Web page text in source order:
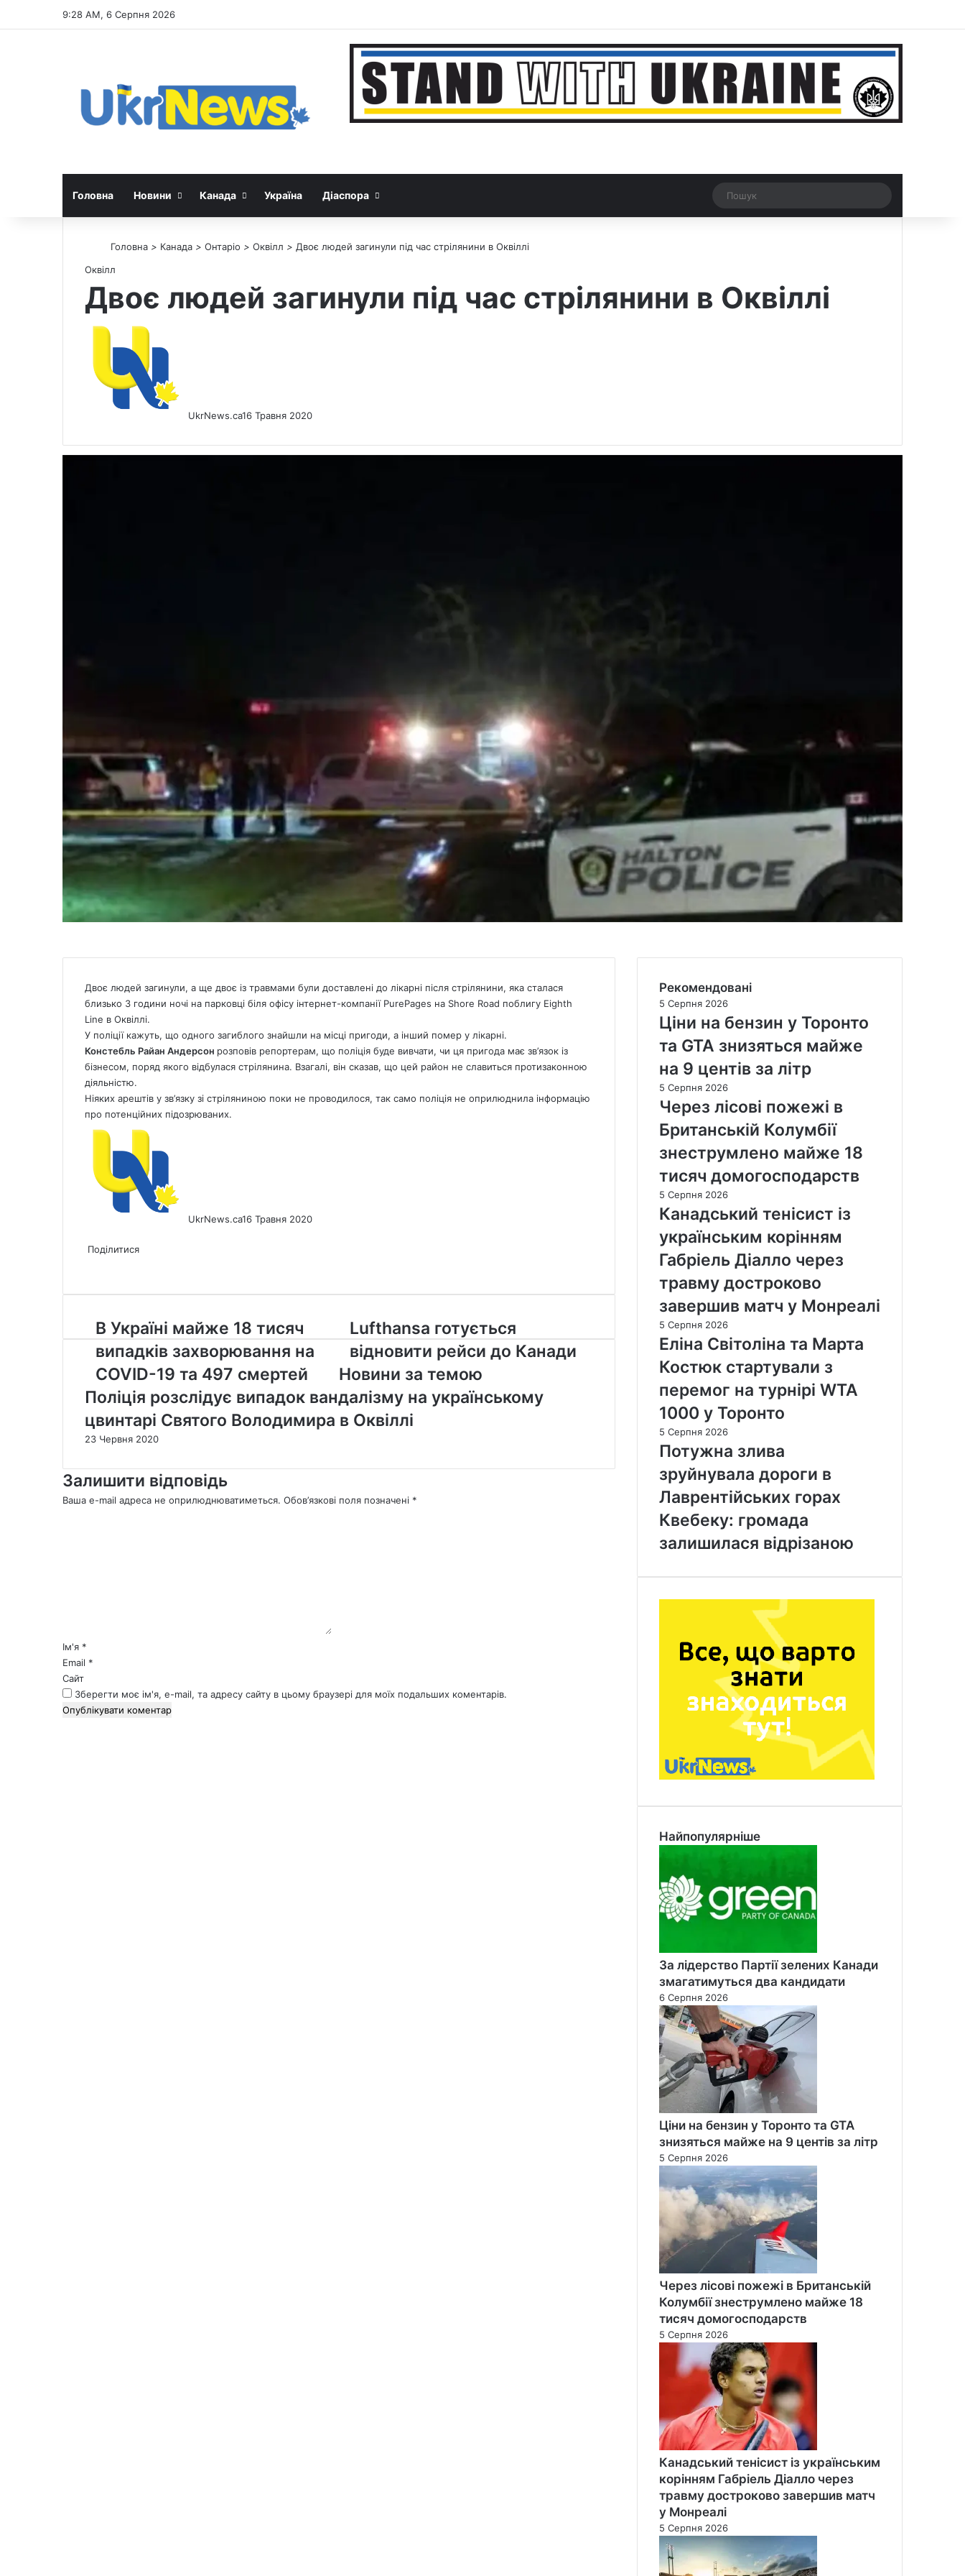
9:28 AM, 6 Серпня 2026
Google News
Threads
Головна Новини Канада Україна Діаспора Рандомна новина
Switch skin
Головна > Канада > Онтаріо > Оквілл > Двоє людей загинули під час стрілянини в Оквіллі
Оквілл
Двоє людей загинули під час стрілянини в Оквіллі
UkrNews.ca16 Травня 2020
Двоє людей загинули, а ще двоє із травмами були доставлені до лікарні після стрілянини, яка сталася
близько 3 години ночі на парковці біля офісу інтернет-компанії PurePages на Shore Road поблигу Eighth
Line в Оквіллі.
У поліції кажуть, що одного загиблого знайшли на місці пригоди, а інший помер у лікарні.
Констебль Райан Андерсон розповів репортерам, що поліція буде вивчати, чи ця пригода має зв’язок із
бізнесом, поряд якого відбулася стрілянина. Взагалі, він сказав, що цей район не славиться протизаконною
діяльністю.
Ніяких арештів у зв’язку зі стріляниною поки не проводилося, так само поліція не оприлюднила інформацію
про потенційних підозрюваних.
UkrNews.ca16 Травня 2020
via
Поділитися
Email
В
Україні
майже
18
тисяч
випадків
захворювання
на
СOVID-
та
497
смертей
В Україні майже 18 тисяч
випадків захворювання на
СOVID-19 та 497 смертей
Lufthansa
готується
відновити
рейси
до
Канади
Lufthansa готується
відновити рейси до Канади
Новини за темою
Поліція розслідує випадок вандалізму на українському
цвинтарі Святого Володимира в Оквіллі
23 Червня 2020
Залишити відповідь
Ваша e-mail адреса не оприлюднюватиметься. Обов’язкові поля позначені *
*
Ім'я *
Email *
Сайт
Зберегти моє ім'я, e-mail, та адресу сайту в цьому браузері для моїх подальших коментарів.
Рекомендовані
5 Серпня 2026
Ціни на бензин у Торонто
та GTA знизяться майже
на 9 центів за літр
5 Серпня 2026
Через лісові пожежі в
Британській Колумбії
знеструмлено майже 18
тисяч домогосподарств
5 Серпня 2026
Канадський тенісист із
українським корінням
Габріель Діалло через
травму достроково
завершив матч у Монреалі
5 Серпня 2026
Еліна Світоліна та Марта
Костюк стартували з
перемог на турнірі WTA
1000 у Торонто
5 Серпня 2026
Потужна злива
зруйнувала дороги в
Лаврентійських горах
Квебеку: громада
залишилася відрізаною
Найпопулярніше
За лідерство Партії зелених Канади
змагатимуться два кандидати
6 Серпня 2026
Ціни на бензин у Торонто та GTA
знизяться майже на 9 центів за літр
5 Серпня 2026
Через лісові пожежі в Британській
Колумбії знеструмлено майже 18
тисяч домогосподарств
5 Серпня 2026
Канадський тенісист із українським
корінням Габріель Діалло через
травму достроково завершив матч
у Монреалі
5 Серпня 2026